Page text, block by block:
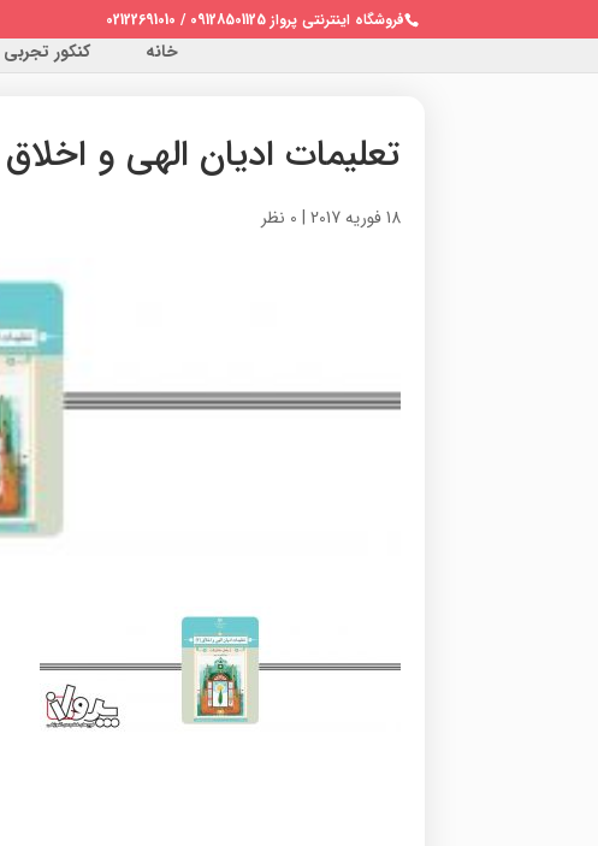
فروشگاه اینترنتی پرواز 09128501125 / 02122691010
خانه کنکور تجربی 1403
تعلیمات ادیان الهی و اخلاق ۲
18 فوریه 2017 | 0 نظر